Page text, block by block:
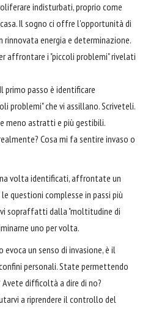
indisturbati, proprio come
Il sogno ci offre l'opportunità di
energia e determinazione.
affrontare i "piccoli problemi" rivelati
Il primo passo è identificare
problemi" che vi assillano. Scriveteli.
meno astratti e più gestibili.
Cosa mi fa sentire invaso o
volta identificati, affrontate un
questioni complesse in passi più
sopraffatti dalla "moltitudine di
uno per volta.
evoca un senso di invasione, è il
personali. State permettendo
difficoltà a dire di no?
a riprendere il controllo del